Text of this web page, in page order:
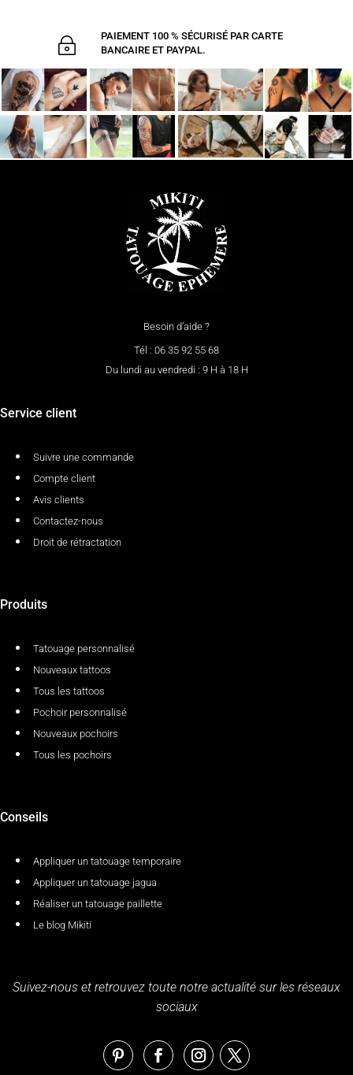
~
PAIEMENT 100 % SÉCURISÉ PAR CARTE
BANCAIRE ET PAYPAL.
Besoin d’aide ?
Tél : 06 35 92 55 68
Du lundi au vendredi : 9 H à 18 H
Service client
Suivre une commande
Compte client
Avis clients
Contactez-nous
Droit de rétractation
Produits
Tatouage personnalisé
Nouveaux tattoos
Tous les tattoos
Pochoir personnalisé
Nouveaux pochoirs
Tous les pochoirs
Conseils
Appliquer un tatouage temporaire
Appliquer un tatouage jagua
Réaliser un tatouage paillette
Le blog Mikiti
Suivez-nous et retrouvez toute notre actualité sur les réseaux
sociaux